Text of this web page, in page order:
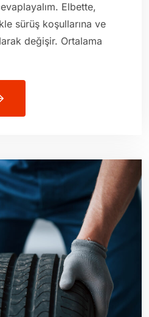
Elbette,
sürüş koşullarına ve
değişir. Ortalama